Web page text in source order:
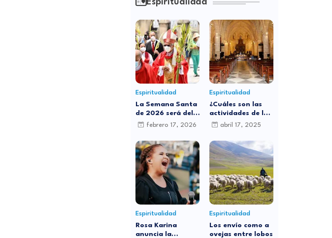
Espiritualidad
La Semana Santa
de 2026 será del
29 de marzo al 5
cambia de fecha
cada año?
febrero 17, 2026
Espiritualidad
¿Cuáles son las
actividades de la
iglesia católica
Santo?
abril 17, 2025
Espiritualidad
Rosa Karina
anuncia la
Espiritualidad
Los envío como a
ovejas entre lobos